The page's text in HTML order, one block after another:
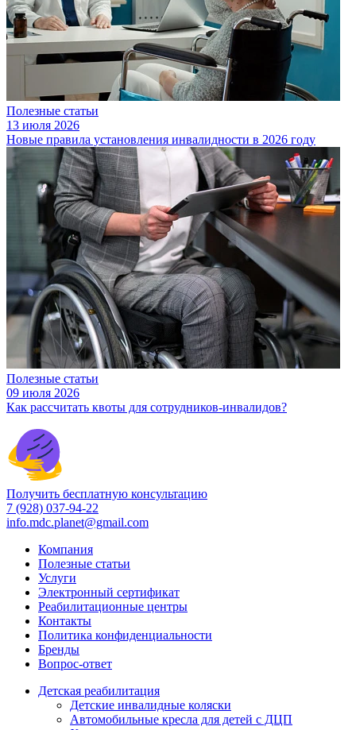
Полезные статьи
13 июля 2026
Новые правила установления инвалидности в 2026 году
Полезные статьи
09 июля 2026
Как рассчитать квоты для сотрудников-инвалидов?
Получить бесплатную консультацию
7 (928) 037-94-22
info.mdc.planet@gmail.com
Компания
Полезные статьи
Услуги
Электронный сертификат
Реабилитационные центры
Контакты
Политика конфиденциальности
Бренды
Вопрос-ответ
Детская реабилитация
Детские инвалидные коляски
Автомобильные кресла для детей с ДЦП